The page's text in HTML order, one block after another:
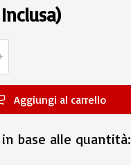
Aggiungi al carrello
base alle quantità: